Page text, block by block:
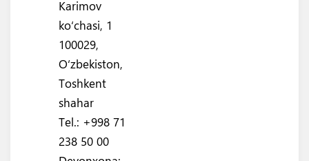
Karimov
ko‘chasi, 1
100029,
O‘zbekiston,
Toshkent
shahar
Tel.: +998 71
238 50 00